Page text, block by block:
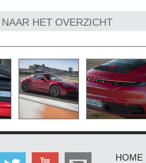
NAAR HET OVERZICHT
HOME